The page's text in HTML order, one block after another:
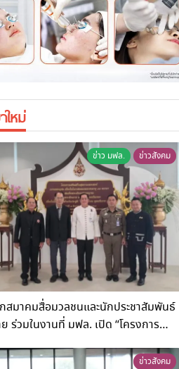
ใหม่
ข่าว มฟล. ข่าวสังคม
สมาคมสื่อมวลชนและนักประชาสัมพันธ์
ย ร่วมในงานที่ มฟล. เปิด “โครงการ
มเด็จพระสังฆราช
ข่าวสังคม